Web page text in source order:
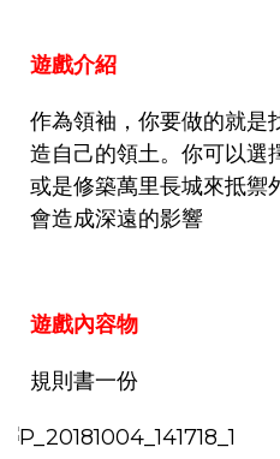
遊戲介紹
作為領袖，你要做的就是
造自己的領土。你可以選
或是修築萬里長城來抵禦
會造成深遠的影響
遊戲內容物
規則書一份